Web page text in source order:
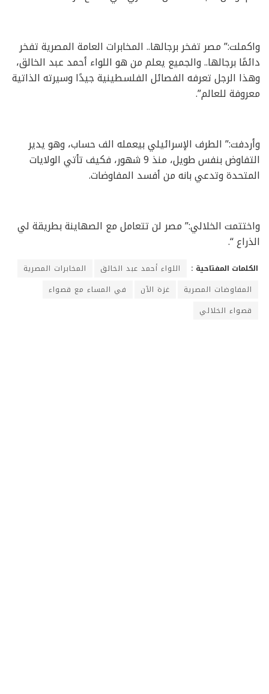
واكملت:” مصر تفخر برجالها.. المخابرات العامة المصرية تفخر
دائمًا برجالها.. والجميع يعلم من هو اللواء أحمد عبد الخالق،
وهذا الرجل تعرفه الفصائل الفلسطينية جيدًا وسيرته الذاتية
معروفة للعالم”.
وأردفت:” الطرف الإسرائيلي بيعمله الف حساب، وهو يدير
التفاوض بنفس طويل، منذ 9 شهور، فكيف تأتي الولايات
المتحدة وتدعي بانه من أفسد المفاوضات.
واختتمت الخلالي:” مصر لن تتعامل مع الصهاينة بطريقة لي
الذراع “.
الكلمات المفتاحية : اللواء أحمد عبد الخالق
المخابرات المصرية
المفاوضات المصرية
غزة الآن
في المساء مع قصواء
قصواء الخلالي